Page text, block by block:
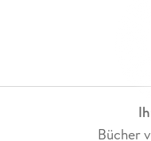
Bücher